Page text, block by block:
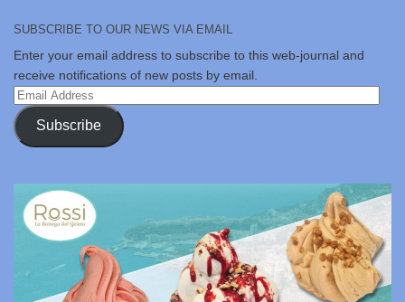
SUBSCRIBE TO OUR NEWS VIA EMAIL
Enter your email address to subscribe to this web-journal and
receive notifications of new posts by email.
Email
Address
Subscribe